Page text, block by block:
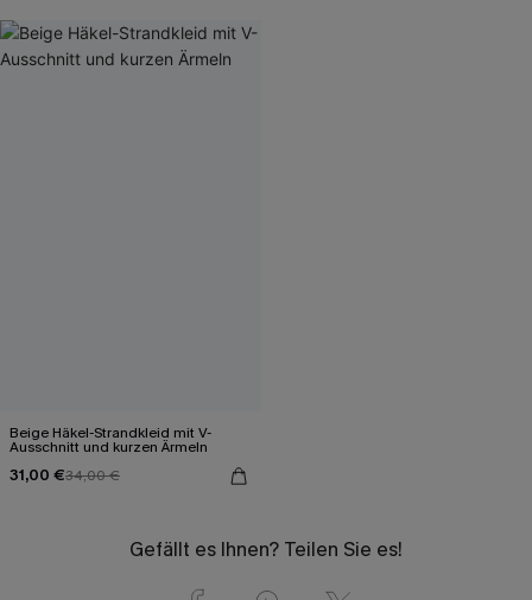
Beige Häkel-Strandkleid mit V-
Ausschnitt und kurzen Ärmeln
31,00 €34,00 €
Gefällt es Ihnen? Teilen Sie es!